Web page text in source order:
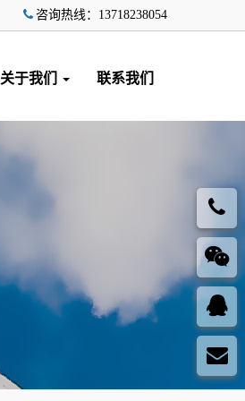
咨询热线：13718238054
关于我们 联系我们